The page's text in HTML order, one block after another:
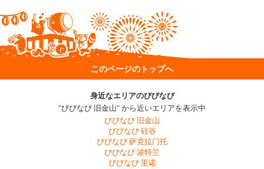
このページのトップへ
身近なエリアのびびなび
"びびなび 旧金山" から近いエリアを表示中
びびなび 旧金山
びびなび 硅谷
びびなび 萨克拉门托
びびなび 波特兰
びびなび 里诺